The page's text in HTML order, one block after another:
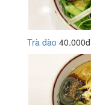
Trà đào 40.000đ